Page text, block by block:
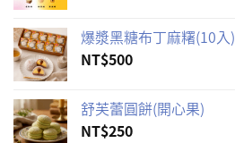
爆漿黑糖布丁麻糬(10入)
NT$500
舒芙蕾圓餅(開心果)
NT$250